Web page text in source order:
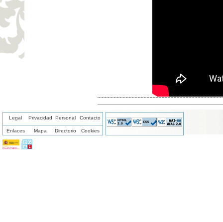
Legal Privacidad Personal Contacto
Enlaces Mapa Directorio Cookies